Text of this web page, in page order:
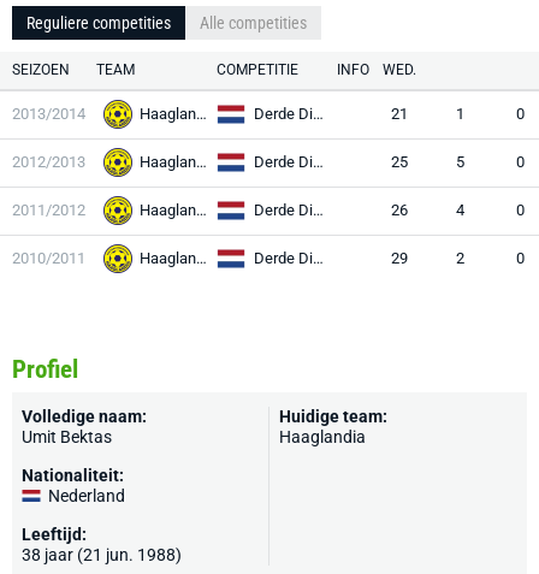
Reguliere competities Alle competities
SEIZOEN TEAM COMPETITIE INFO WED.
2013/2014 Haaglandia Derde Divisie 21 1 0
2012/2013 Haaglandia Derde Divisie 25 5 0
2011/2012 Haaglandia Derde Divisie 26 4 0
2010/2011 Haaglandia Derde Divisie 29 2 0
Profiel
Volledige naam:
Umit Bektas
Nationaliteit:
Nederland
Leeftijd:
38 jaar (21 jun. 1988)
Huidige team:
Haaglandia